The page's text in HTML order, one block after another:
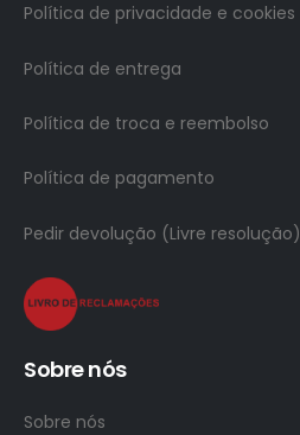
Política de privacidade e cookies
Política de entrega
Política de troca e reembolso
Política de pagamento
Pedir devolução (Livre resolução)
Sobre nós
Sobre nós